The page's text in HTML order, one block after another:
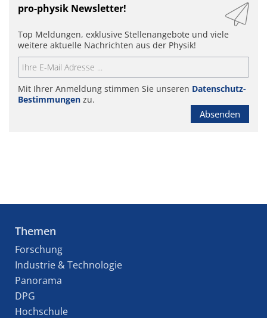
pro-physik Newsletter!
Top Meldungen, exklusive Stellenangebote und viele
weitere aktuelle Nachrichten aus der Physik!
Mit Ihrer Anmeldung stimmen Sie unseren Datenschutz-
Bestimmungen zu.
Absenden
Themen
Forschung
Industrie & Technologie
Panorama
DPG
Hochschule